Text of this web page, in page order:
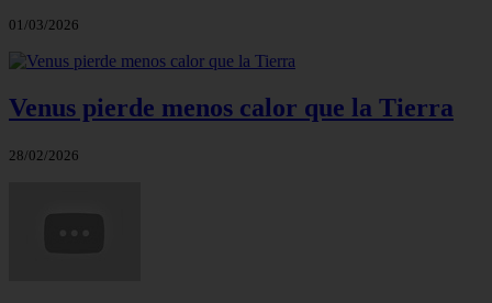
01/03/2026
Venus pierde menos calor que la Tierra
28/02/2026